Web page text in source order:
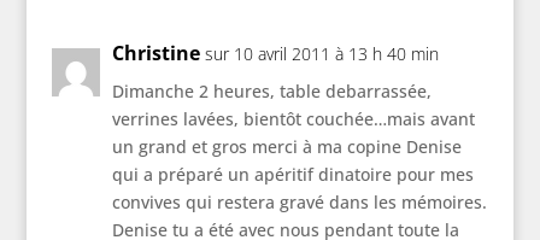
Christine sur 10 avril 2011 à 13 h 40 min
Dimanche 2 heures, table debarrassée,
verrines lavées, bientôt couchée…mais avant
un grand et gros merci à ma copine Denise
qui a préparé un apéritif dinatoire pour mes
convives qui restera gravé dans les mémoires.
Denise tu a été avec nous pendant toute la